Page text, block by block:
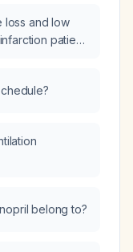
loss and low
patient
belong to?